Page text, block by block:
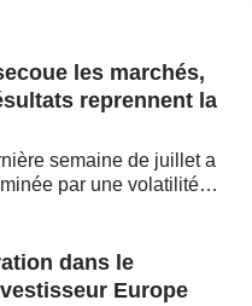
les marchés,
reprennent la
semaine de juillet a
par une volatilité
Les
sur la soutenabilité
dans le
Europe